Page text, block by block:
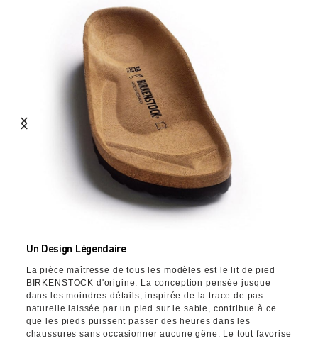
Un Design Légendaire
La pièce maîtresse de tous les modèles est le lit de pied
BIRKENSTOCK d'origine. La conception pensée jusque
dans les moindres détails, inspirée de la trace de pas
naturelle laissée par un pied sur le sable, contribue à ce
que les pieds puissent passer des heures dans les
chaussures sans occasionner aucune gêne. Le tout favorise